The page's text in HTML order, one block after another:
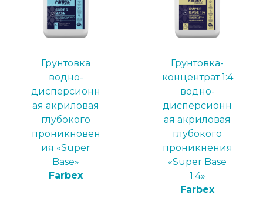
Грунтовка
водно-
дисперсионн
ая акриловая
глубокого
проникновен
ия «Super
Base»
Farbex
Грунтовка-
концентрат 1:4
водно-
дисперсионн
ая акриловая
глубокого
проникнения
«Super Base
1:4»
Farbex